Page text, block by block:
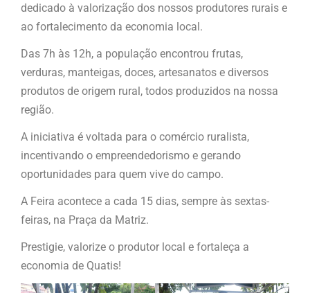
dedicado à valorização dos nossos produtores rurais e
ao fortalecimento da economia local.
Das 7h às 12h, a população encontrou frutas,
verduras, manteigas, doces, artesanatos e diversos
produtos de origem rural, todos produzidos na nossa
região.
A iniciativa é voltada para o comércio ruralista,
incentivando o empreendedorismo e gerando
oportunidades para quem vive do campo.
A Feira acontece a cada 15 dias, sempre às sextas-
feiras, na Praça da Matriz.
Prestigie, valorize o produtor local e fortaleça a
economia de Quatis!